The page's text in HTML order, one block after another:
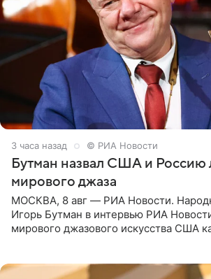
3 часа назад © РИА Новости
Бутман назвал США и Россию
мирового джаза
МОСКВА, 8 авг — РИА Новости.
Игорь Бутман в интервью РИА
мирового джазового искусства США